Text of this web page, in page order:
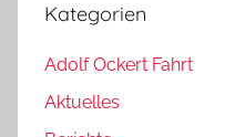
Kategorien
Adolf Ockert Fahrt
Aktuelles